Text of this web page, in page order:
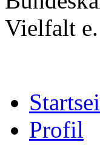
Vielfalt
Profil